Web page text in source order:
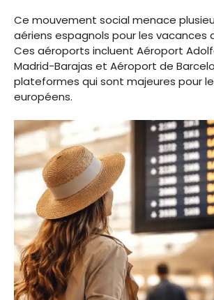
Ce mouvement social menace
aériens espagnols pour les vacances
Ces aéroports incluent Aéroport
Madrid-Barajas et Aéroport de
plateformes qui sont majeures pour
européens.